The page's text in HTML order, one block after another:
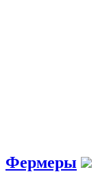
Фермеры